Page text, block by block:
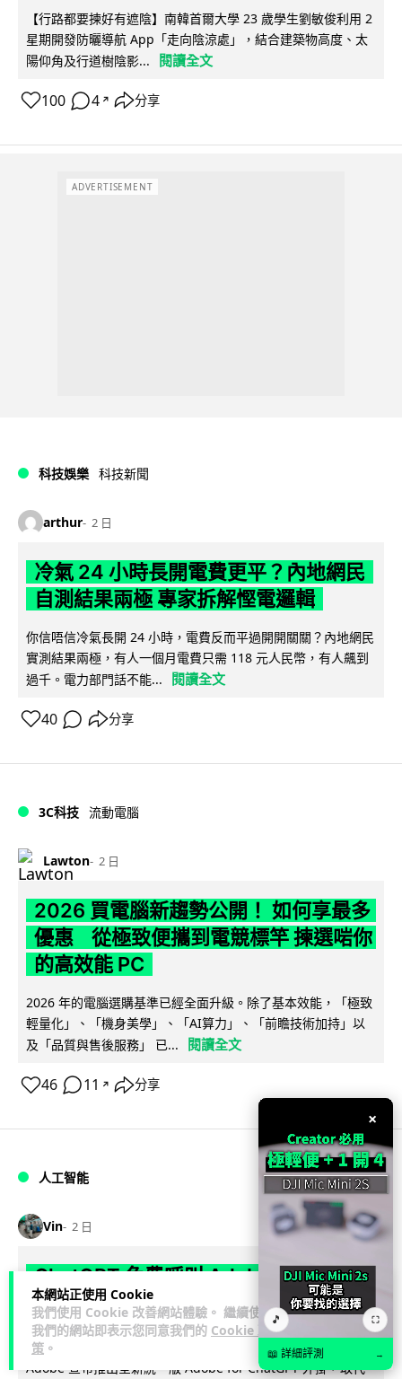
本網站正使用 Cookie
我們使用 Cookie 改善網站體驗。 繼續使用
我們的網站即表示您同意我們的 Cookie 政
策 。
【行路都要揀好有遮陰】南韓首爾大學 23 歲學生劉敏俊利用 2
星期開發防曬導航 App「走向陰涼處」，結合建築物高度、太
陽仰角及行道樹陰影...
閱讀全文
100 4 ↗ 分享
ADVERTISEMENT
科技娛樂 科技新聞
arthur 2 日
冷氣 24 小時長開電費更平？內地網民
自測結果兩極 專家拆解慳電邏輯
你信唔信冷氣長開 24 小時，電費反而平過開開關關？內地網民
實測結果兩極，有人一個月電費只需 118 元人民幣，有人飆到
過千。電力部門話不能...
閱讀全文
40 分享
3C科技 流動電腦
Lawton 2 日
2026 買電腦新趨勢公開！ 如何享最多
優惠 從極致便攜到電競標竿 揀選啱你
的高效能 PC
2026 年的電腦選購基準已經全面升級。除了基本效能，「極致
輕量化」、「機身美學」、「AI算力」、「前瞻技術加持」以
及「品質與售後服務」 已...
閱讀全文
46 11 ↗ 分享
人工智能
Vin 2 日
ChatGPT 免費呼叫 Adobe 一句話跨軟
體修圖兼整 PDF 不用開多個 APP 兼免
帳號
Adobe 宣布推出全新統一版 Adobe for ChatGPT 外掛，取代
×
🎵 ⛶
📖 詳細評測 →